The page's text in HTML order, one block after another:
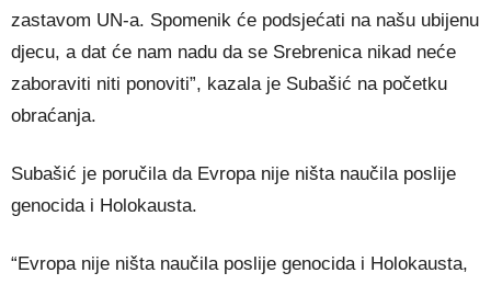
zastavom UN-a. Spomenik će podsjećati na našu ubijenu
djecu, a dat će nam nadu da se Srebrenica nikad neće
zaboraviti niti ponoviti”, kazala je Subašić na početku
obraćanja.
Subašić je poručila da Evropa nije ništa naučila poslije
genocida i Holokausta.
“Evropa nije ništa naučila poslije genocida i Holokausta,